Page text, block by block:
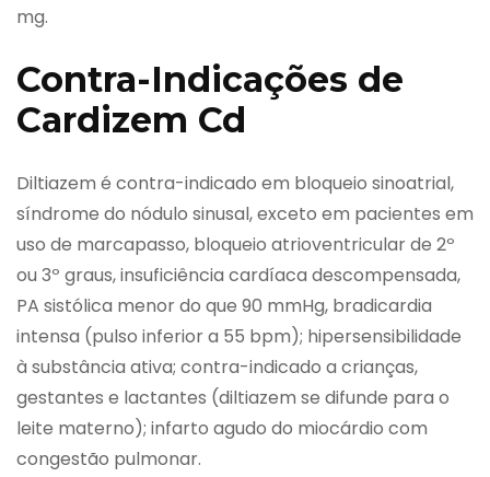
mg.
Contra-Indicações de
Cardizem Cd
Diltiazem é contra-indicado em bloqueio sinoatrial,
síndrome do nódulo sinusal, exceto em pacientes em
uso de marcapasso, bloqueio atrioventricular de 2º
ou 3º graus, insuficiência cardíaca descompensada,
PA sistólica menor do que 90 mmHg, bradicardia
intensa (pulso inferior a 55 bpm); hipersensibilidade
à substância ativa; contra-indicado a crianças,
gestantes e lactantes (diltiazem se difunde para o
leite materno); infarto agudo do miocárdio com
congestão pulmonar.